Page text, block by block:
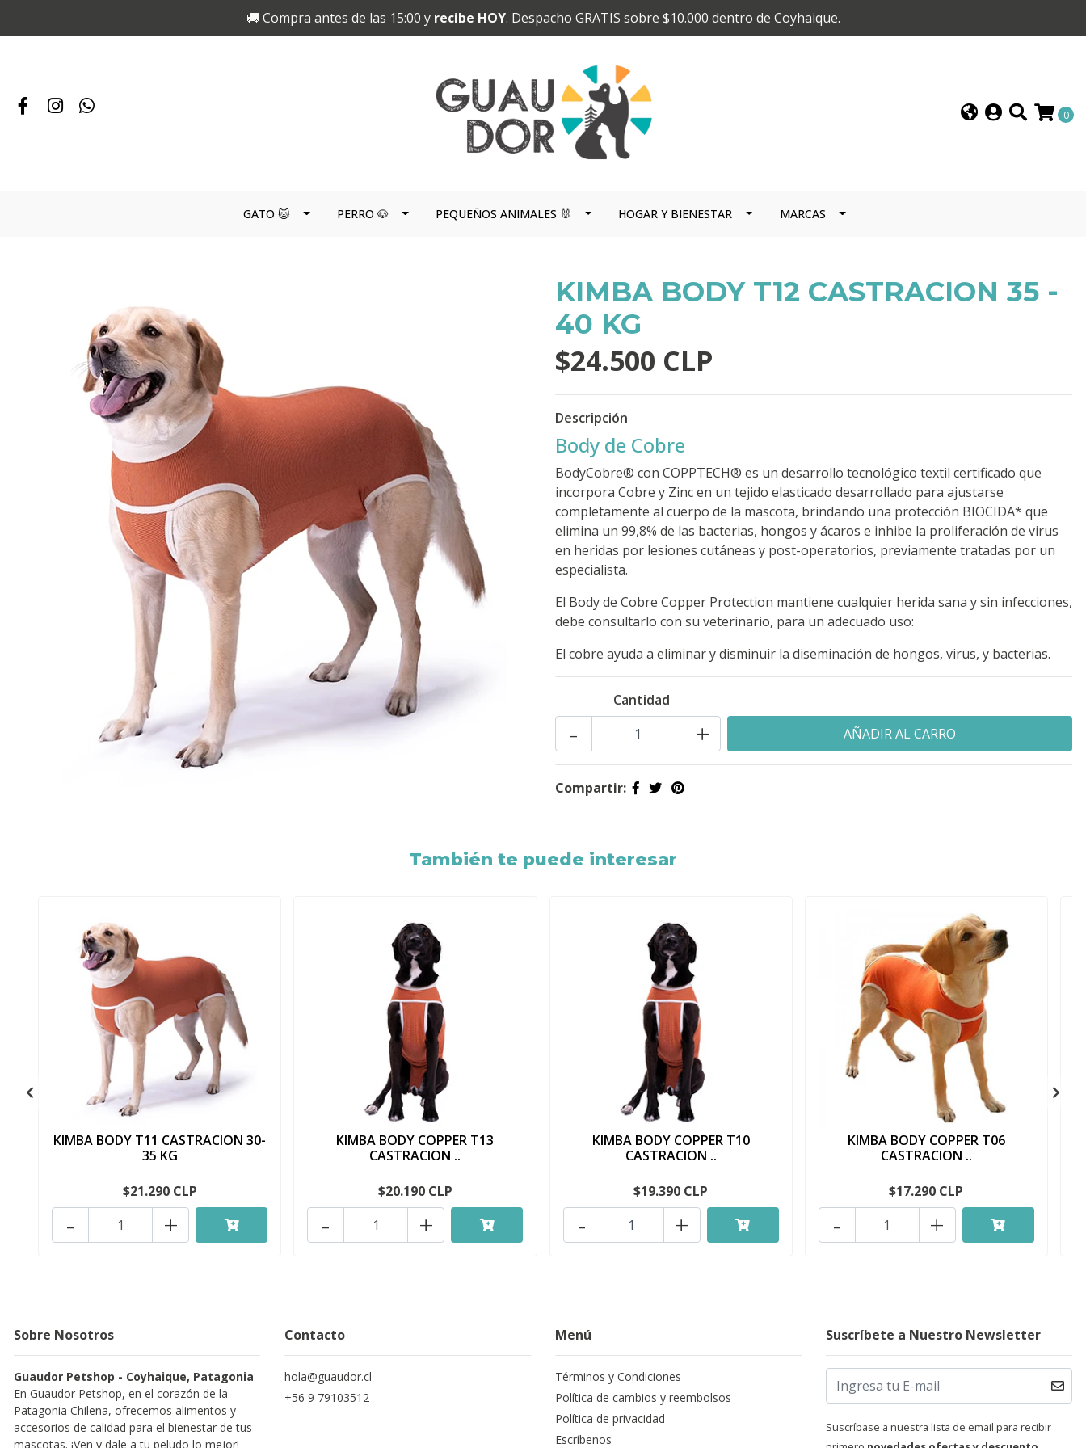
🚚 Compra antes de las 15:00 y recibe HOY. Despacho GRATIS sobre $10.000 dentro de Coyhaique.
0
GATO 🐱 PERRO 🐶 PEQUEÑOS ANIMALES 🐰 HOGAR Y BIENESTAR MARCAS
KIMBA BODY T12 CASTRACION 35 -
40 KG
$24.500 CLP
Descripción
Body de Cobre
BodyCobre® con COPPTECH® es un desarrollo tecnológico textil certificado que
incorpora Cobre y Zinc en un tejido elasticado desarrollado para ajustarse
completamente al cuerpo de la mascota, brindando una protección BIOCIDA* que
elimina un 99,8% de las bacterias, hongos y ácaros e inhibe la proliferación de virus
en heridas por lesiones cutáneas y post-operatorios, previamente tratadas por un
especialista.
El Body de Cobre Copper Protection mantiene cualquier herida sana y sin infecciones,
debe consultarlo con su veterinario, para un adecuado uso:
El cobre ayuda a eliminar y disminuir la diseminación de hongos, virus, y bacterias.
Cantidad
+
-
Compartir:
También te puede interesar
KIMBA BODY T11 CASTRACION 30-
35 KG
$21.290 CLP
+
-
KIMBA BODY COPPER T13
CASTRACION ..
$20.190 CLP
+
-
KIMBA BODY COPPER T10
CASTRACION ..
$19.390 CLP
+
-
KIMBA BODY COPPER T06
CASTRACION ..
$17.290 CLP
+
-
Sobre Nosotros
Guaudor Petshop - Coyhaique, Patagonia
En Guaudor Petshop, en el corazón de la
Patagonia Chilena, ofrecemos alimentos y
accesorios de calidad para el bienestar de tus
mascotas. ¡Ven y dale a tu peludo lo mejor!
Contacto
hola@guaudor.cl
+56 9 79103512
Menú
Términos y Condiciones
Política de cambios y reembolsos
Política de privacidad
Escríbenos
Suscríbete a Nuestro Newsletter
Suscríbase a nuestra lista de email para recibir